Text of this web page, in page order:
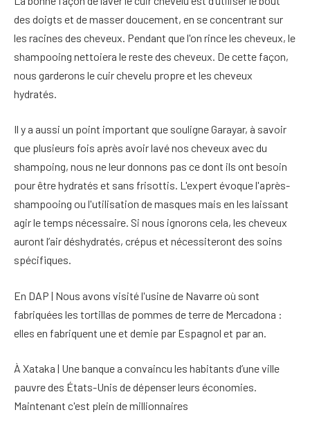
des doigts et de masser doucement, en se concentrant sur
les racines des cheveux. Pendant que l'on rince les cheveux, le
shampooing nettoiera le reste des cheveux. De cette façon,
nous garderons le cuir chevelu propre et les cheveux
hydratés.
Il y a aussi un point important que souligne Garayar, à savoir
que plusieurs fois après avoir lavé nos cheveux avec du
shampoing, nous ne leur donnons pas ce dont ils ont besoin
pour être hydratés et sans frisottis. L'expert évoque l'après-
shampooing ou l'utilisation de masques mais en les laissant
agir le temps nécessaire. Si nous ignorons cela, les cheveux
auront l’air déshydratés, crépus et nécessiteront des soins
spécifiques.
En DAP | Nous avons visité l'usine de Navarre où sont
fabriquées les tortillas de pommes de terre de Mercadona :
elles en fabriquent une et demie par Espagnol et par an.
À Xataka | Une banque a convaincu les habitants d’une ville
pauvre des États-Unis de dépenser leurs économies.
Maintenant c'est plein de millionnaires